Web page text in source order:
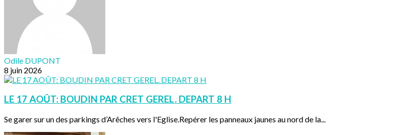
Odile DUPONT
8 juin 2026
LE 17 AOÛT: BOUDIN PAR CRET GEREL. DEPART 8 H
Se garer sur un des parkings d’Arêches vers l'Eglise.Repérer les panneaux jaunes au nord de la...